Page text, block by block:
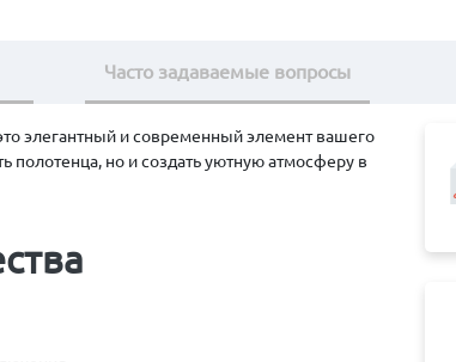
Часто задаваемые вопросы
элегантный и современный элемент вашего
но и создать уютную атмосферу в